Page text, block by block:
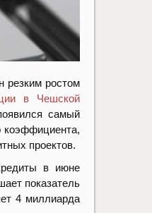
резким ростом
в Чешской
самый
коэффициента,
проектов.
в июне
показатель
4 миллиарда